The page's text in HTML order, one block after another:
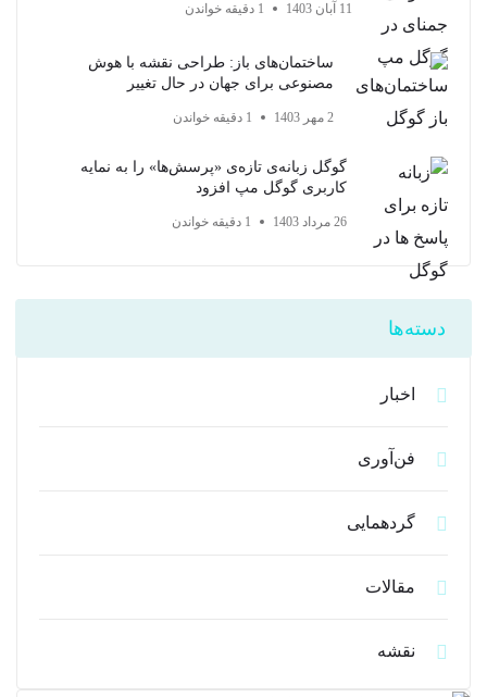
11 آبان 1403 1 دقیقه خواندن
ساختمان‌های باز: طراحی نقشه با هوش
مصنوعی برای جهان در حال تغییر
2 مهر 1403 1 دقیقه خواندن
گوگل زبانه‌ی تازه‌ی «پرسش‌ها» را به نمایه
کاربری گوگل مپ افزود
26 مرداد 1403 1 دقیقه خواندن
دسته‌ها
اخبار
فن‌آوری
گردهمایی
مقالات
نقشه